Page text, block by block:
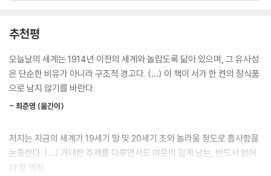
--- p.115
"특히 주요 강대국들 내에서 대두되는 생각, 즉 자신들의 국가가 특별한 자
할 특권을 가진다는 발상은 점점 더 전 세계적 긴장을 조성하고 있다."
--- p.144
"군사 문제에서 이러한 인식 변화의 결과 많은 사람들이 공격 숭배라고 부
먼저, 가장 단호하게 행동하는 쪽이 승리할 가능성이 더 높다는 아이디어
였다."
--- p.184
의 사람들은 그 혜택에서 소외되었다고 느꼈고, 그 결과 보호무역주의와
관세가 증가했으며 타국 국민과 이민자를 문제의 원인으로 지목하는 반외
국 정서가 확산되었다. 기존 강대국인 영국은 경제적 쇠퇴에 대한 두려움
에 사로잡혔고, 신흥국 독일은 경쟁자들에게 포위되어 경제 성장이 질식할
와 결합되어 강대국들의 정책을 맹목적으로 만들었다.
결국 이러한 구조적 뇌관을 폭발시켜 대전쟁을 격발한 것은 지도자들의 마
비적 두려움과 오판이었다. 1914년 사라예보의 총성 이후, 오스트리아는
세르비아를 굴복시킬 기회로 삼아 무리한 최후통첩을 보냈다. 평화를 위한
추천평
오늘날의 세계는 1914년 이전의 세계와 놀랍도록 닮아 있으며, 그 유사성
은 단순한 비유가 아니라 구조적 경고다. (…) 이 책이 서가 한 켠의 장식품
으로 남지 않기를 바란다.
- 최준영 (옮긴이)
저자는 지금의 세계가 19세기 말 및 20세기 초와 놀라울 정도로 흡사함을
논증한다. (…) 거대한 주제를 다루면서도 여운이 길게 남는, 반드시 읽어
야 할 역작.